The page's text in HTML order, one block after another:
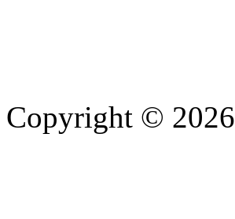
Copyright © 2026